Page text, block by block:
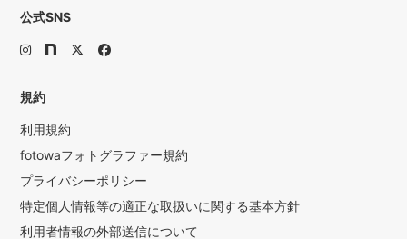
公式SNS
規約
利用規約
fotowaフォトグラファー規約
プライバシーポリシー
特定個人情報等の適正な取扱いに関する基本方針
利用者情報の外部送信について